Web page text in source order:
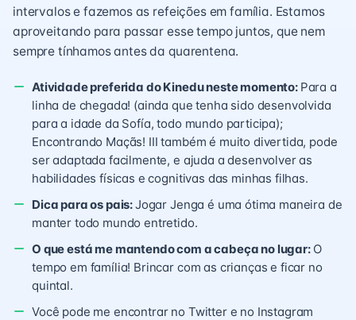
intervalos e fazemos as refeições em família. Estamos
aproveitando para passar esse tempo juntos, que nem
sempre tínhamos antes da quarentena.
Atividade preferida do Kinedu neste momento: Para a
linha de chegada! (ainda que tenha sido desenvolvida
para a idade da Sofía, todo mundo participa);
Encontrando Maçãs! III também é muito divertida, pode
ser adaptada facilmente, e ajuda a desenvolver as
habilidades físicas e cognitivas das minhas filhas.
Dica para os pais:Jogar Jenga é uma ótima maneira de
manter todo mundo entretido.
O que está me mantendo com a cabeça no lugar: O
tempo em família! Brincar com as crianças e ficar no
quintal.
Você pode me encontrar no Twitter e no Instagram